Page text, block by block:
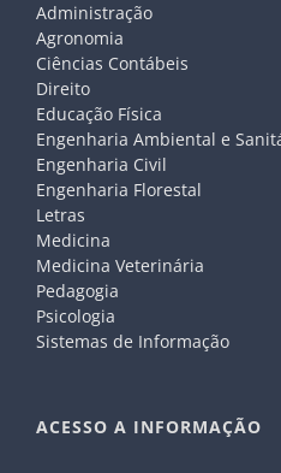
Administração
Agronomia
Ciências Contábeis
Direito
Educação Física
Engenharia Ambiental e
Engenharia Civil
Engenharia Florestal
Letras
Medicina
Medicina Veterinária
Pedagogia
Psicologia
Sistemas de Informação
ACESSO A INFORMAÇÃO